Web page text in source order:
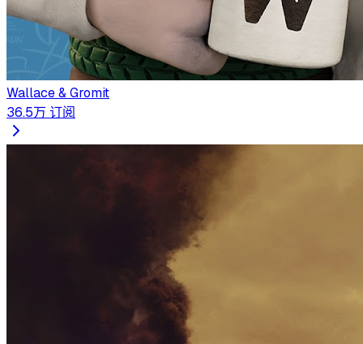
Wallace & Gromit
36.5万 订阅